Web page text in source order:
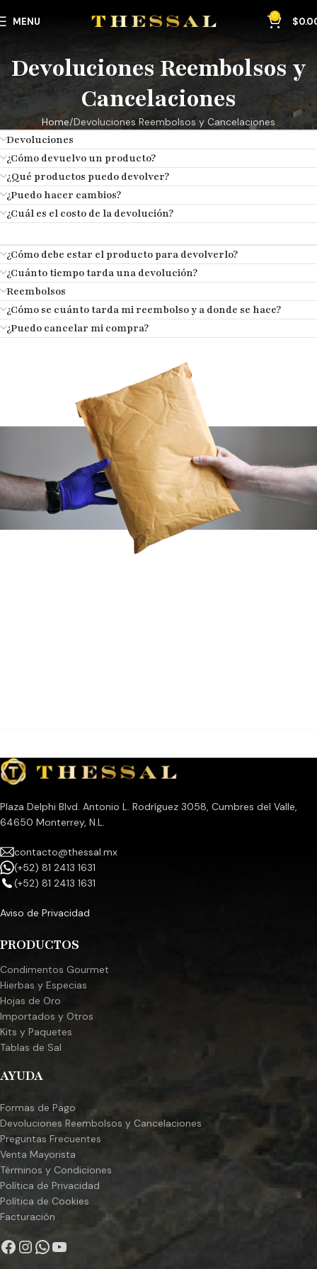
MENU 0 $
Devoluciones Reembolsos y
Cancelaciones
Home Devoluciones Reembolsos y Cancelaciones
Devoluciones
¿Cómo devuelvo un producto?
¿Qué productos puedo devolver?
¿Puedo hacer cambios?
¿Cuál es el costo de la devolución?
¿Cómo debe estar el producto para devolverlo?
¿Cuánto tiempo tarda una devolución?
Reembolsos
¿Cómo se cuánto tarda mi reembolso y a donde se hace?
¿Puedo cancelar mi compra?
Plaza Delphi Blvd. Antonio L. Rodríguez 3058, Cumbres del Valle,
64650 Monterrey, N.L.
contacto@thessal.mx
(+52) 81 2413 1631
(+52) 81 2413 1631
Aviso de Privacidad
PRODUCTOS
Condimentos Gourmet
Hierbas y Especias
Hojas de Oro
Importados y Otros
Kits y Paquetes
Tablas de Sal
AYUDA
Formas de Pago
Devoluciones Reembolsos y Cancelaciones
Preguntas Frecuentes
Venta Mayorista
Términos y Condiciones
Política de Privacidad
Política de Cookies
Facturación